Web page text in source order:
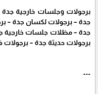
برجولات وجلسات خارجية
جدة – برجولات لكسان جدة –
جدة – مظلات جلسات خارجية
برجولات حديثة جدة –
---